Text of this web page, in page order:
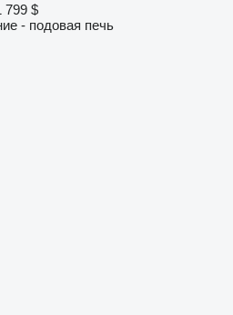
799 $
- подовая печь